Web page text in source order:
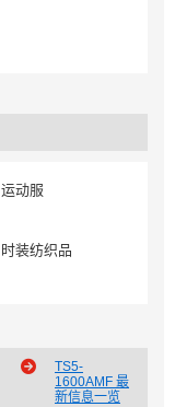
运动服
时装纺织品
TS5-
1600AMF 最
新信息一览